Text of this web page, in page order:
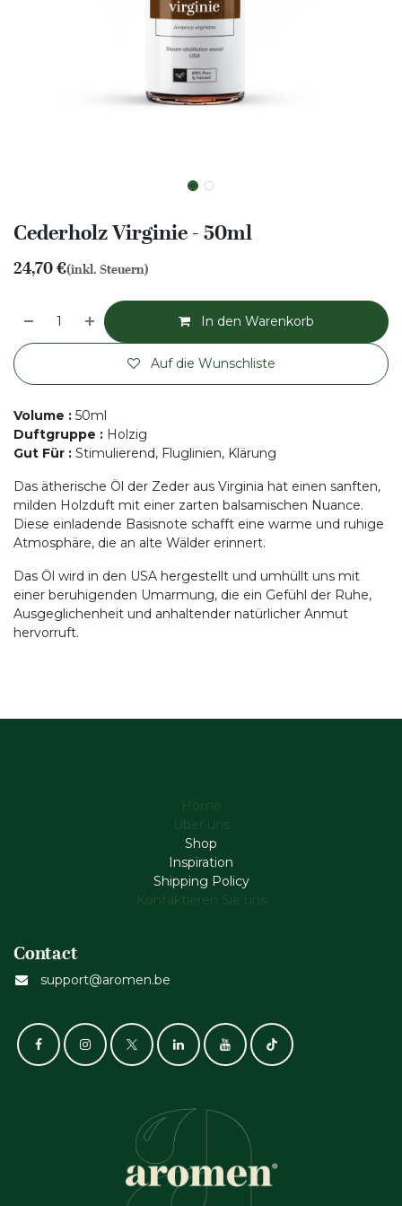
Cederholz Virginie - 50ml
24,70€(inkl. Steuern)
In den Warenkorb
Auf die Wunschliste
Volume : 50ml
Duftgruppe : Holzig
Gut Für : Stimulierend, Fluglinien, Klärung
Das ätherische Öl der Zeder aus Virginia hat einen sanften,
milden Holzduft mit einer zarten balsamischen Nuance.
Diese einladende Basisnote schafft eine warme und ruhige
Atmosphäre, die an alte Wälder erinnert.
Das Öl wird in den USA hergestellt und umhüllt uns mit
einer beruhigenden Umarmung, die ein Gefühl der Ruhe,
Ausgeglichenheit und anhaltender natürlicher Anmut
hervorruft.
Home
Über uns
Shop
Inspiration
Shipping Policy
Kontaktieren Sie uns
Contact
support@aromen.be